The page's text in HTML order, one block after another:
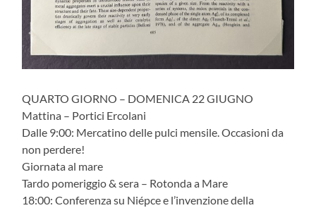
QUARTO GIORNO – DOMENICA 22 GIUGNO
Mattina – Portici Ercolani
Dalle 9:00: Mercatino delle pulci mensile. Occasioni da
non perdere!
Giornata al mare
Tardo pomeriggio & sera – Rotonda a Mare
18:00: Conferenza su Niépce e l’invenzione della